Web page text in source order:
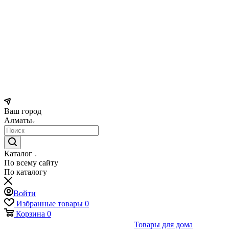
Ваш город
Алматы
Каталог
По всему сайту
По каталогу
Войти
Избранные товары 0
Корзина 0
Товары для дома